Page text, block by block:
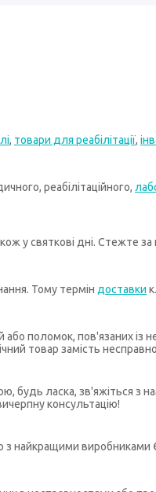
, товари для реабілітації,
реабілітаційного,
у святкові дні. Стежте
Тому термін доставки
поломок, пов'язаних із
товар замість
будь ласка, зв'яжіться з
консультацію!
з найкращими